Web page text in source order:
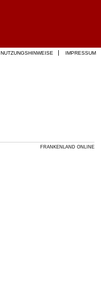
FRANKENLAND ONLINE
NUTZUNGSHINWEISE
IMPRESSUM